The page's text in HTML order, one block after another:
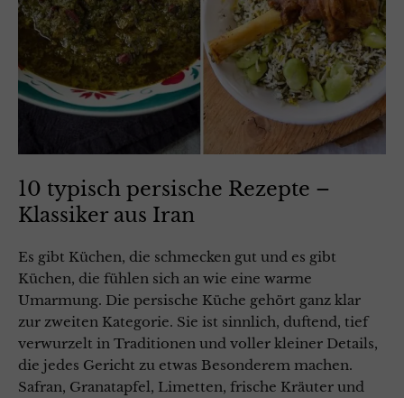
10 typisch persische Rezepte –
Klassiker aus Iran
Es gibt Küchen, die schmecken gut und es gibt
Küchen, die fühlen sich an wie eine warme
Umarmung. Die persische Küche gehört ganz klar
zur zweiten Kategorie. Sie ist sinnlich, duftend, tief
verwurzelt in Traditionen und voller kleiner Details,
die jedes Gericht zu etwas Besonderem machen.
Safran, Granatapfel, Limetten, frische Kräuter und